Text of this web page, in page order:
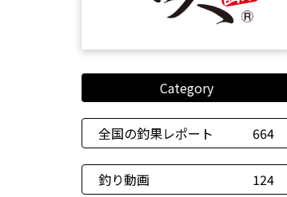
Category
全国の釣果レポート 664
釣り動画 124